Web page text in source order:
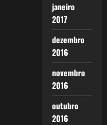
janeiro
2017
dezembro
2016
novembro
2016
outubro
2016